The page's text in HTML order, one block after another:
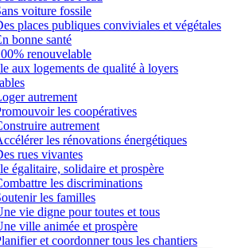
voiture fossile
places publiques conviviales et végétales
bonne santé
renouvelable
aux logements de qualité à loyers
autrement
les coopératives
autrement
les rénovations énergétiques
rues vivantes
égalitaire, solidaire et prospère
les discriminations
les familles
vie digne pour toutes et tous
ville animée et prospère
et coordonner tous les chantiers